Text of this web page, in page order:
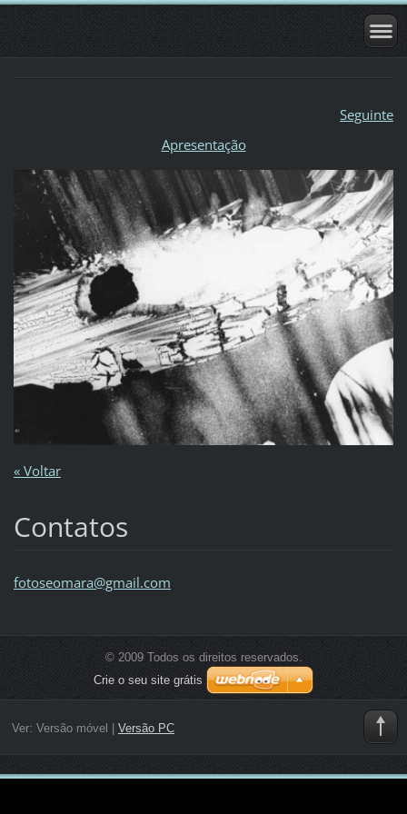
Seguinte
Apresentação
« Voltar
Contatos
fotoseomara@gmail.com
© 2009 Todos os direitos reservados.
Crie o seu site grátis
Ver: Versão móvel Versão PC